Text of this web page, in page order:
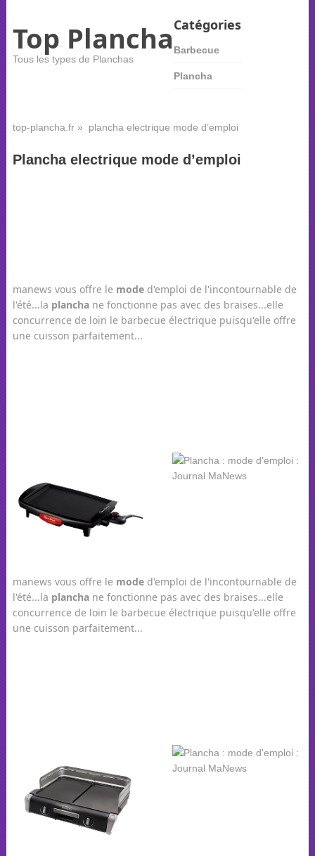
Top Plancha
Tous les types de Planchas
Catégories
Barbecue
Plancha
top-plancha.fr» plancha electrique mode d’emploi
Plancha electrique mode d’emploi
manews vous offre le moded'emploi de l'incontournable de
l'été...la planchane fonctionne pas avec des braises...elle
concurrence de loin le barbecue électrique puisqu'elle offre
une cuisson parfaitement...
manews vous offre le moded'emploi de l'incontournable de
l'été...la planchane fonctionne pas avec des braises...elle
concurrence de loin le barbecue électrique puisqu'elle offre
une cuisson parfaitement...